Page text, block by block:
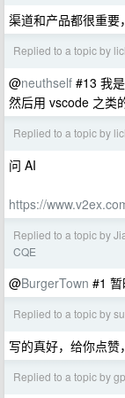
渠道和产品都很重要
Replied to a topic by
@neuthself #13 我
然后用 vscode 之类
Replied to a topic by
问 AI
https://
Replied to a topic by
CQE
@BurgerTown #1
Replied to a topic by
写的真好，给你点
Replied to a topic by